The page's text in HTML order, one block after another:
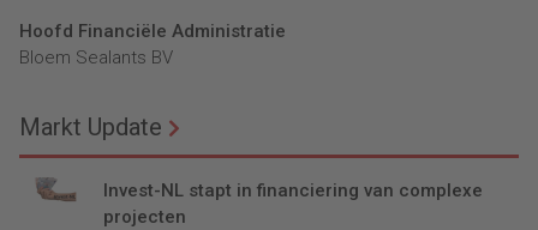
Hoofd Financiële Administratie
Bloem Sealants BV
Markt Update
Invest-NL stapt in financiering van complexe
projecten